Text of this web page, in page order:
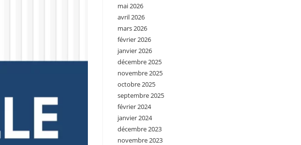
mai 2026
avril 2026
mars 2026
février 2026
janvier 2026
décembre 2025
novembre 2025
octobre 2025
septembre 2025
février 2024
janvier 2024
décembre 2023
novembre 2023